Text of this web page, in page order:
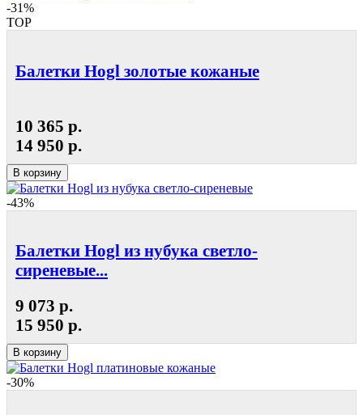
-31%
TOP
Балетки Hogl золотые кожаные
10 365 р.
14 950 р.
В корзину
-43%
Балетки Hogl из нубука светло-
сиреневые...
9 073 р.
15 950 р.
В корзину
-30%